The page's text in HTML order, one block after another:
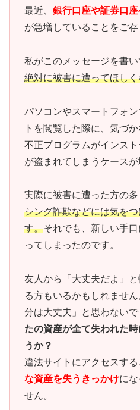
最近、 銀行口座や証券口
が急増していることをご存
私がこのメッセージを書い
絶対に被害に遭ってほし
パソコンやスマートフォ
トを閲覧した際に、気づ
不正プログラムがインス
が盗まれてしまうケースが
実際に被害に遭った方の多
シング詐欺などには気を
す。それでも、新しい手
ってしまったのです。
友人から「大丈夫だよ」
る方もいるかもしれませ
分は大丈夫」と思わないで
たの資産が全て失われた
うか？
違法サイトにアクセスする
な資産を失うきっかけに
せん。